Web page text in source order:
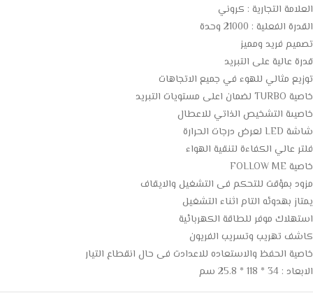
العلامة التجارية : كروني
القدرة الفعلية : 21000 وحدة
تصميم فريد ومميز
قدرة عالية على التبريد
توزيع مثالي للهوء في جميع الاتجاهات
خاصية TURBO لضمان اعلى مستويات التبريد
خاصيىة التشخيص الذاتي للاعطال
شاشة LED لعرض درجات الحرارة
فلتر عالي الكفاءة لتنقية الهواء
خاصية FOLLOW ME
مزود بمؤقت للتحكم فى التشغيل والايقاف
يمتاز بهدوئه التام اثناء التشغيل
استهلاك موفر للطاقة الكهربائية
كاشف تهريب وتسريب الفريون
خاصية الحفظ والاستعاده للاعدادت فى حال انقطاع التيار
الابعاد : 34 * 118 * 25.8 سم